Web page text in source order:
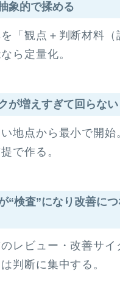
象的で揉める
を「観点＋判断材料（
ら定量化。
が増えすぎて回らない
い地点から最小で開始
で作る。
“検査”になり改善に
のレビュー・改善サ
判断に集中する。